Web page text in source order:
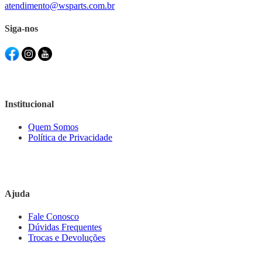
atendimento@wsparts.com.br
Siga-nos
Institucional
Quem Somos
Política de Privacidade
Ajuda
Fale Conosco
Dúvidas Frequentes
Trocas e Devoluções